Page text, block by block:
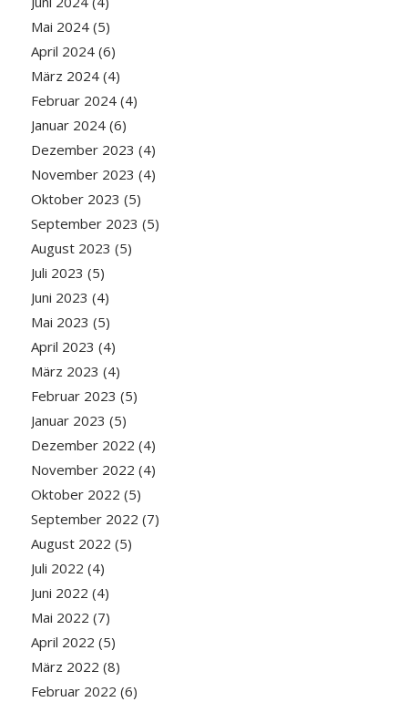
Mai 2024(5)
April 2024(6)
März 2024(4)
Februar 2024(4)
Januar 2024(6)
Dezember 2023 (4)
November 2023 (4)
Oktober 2023 (5)
September 2023 (5)
August 2023 (5)
Juli 2023 (5)
Juni 2023 (4)
Mai 2023 (5)
April 2023 (4)
März 2023 (4)
Februar 2023 (5)
Januar 2023 (5)
Dezember 2022 (4)
November 2022 (4)
Oktober 2022 (5)
September 2022 (7)
August 2022 (5)
Juli 2022 (4)
Juni 2022 (4)
Mai 2022 (7)
April 2022 (5)
März 2022 (8)
Februar 2022 (6)